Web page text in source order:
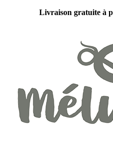
Livraison gratuite à